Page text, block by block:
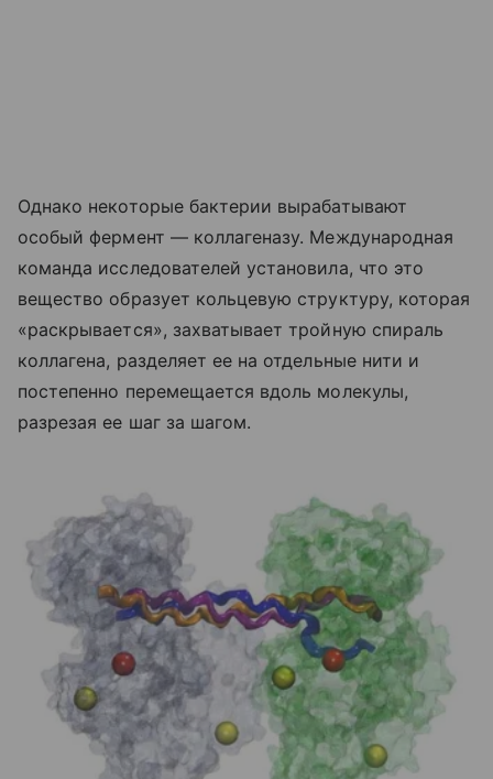
Однако некоторые бактерии вырабатывают
особый фермент — коллагеназу. Международная
команда исследователей установила, что это
вещество образует кольцевую структуру, которая
«раскрывается», захватывает тройную спираль
коллагена, разделяет ее на отдельные нити и
постепенно перемещается вдоль молекулы,
разрезая ее шаг за шагом.